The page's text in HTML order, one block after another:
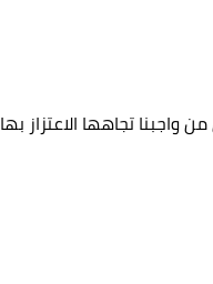
واجبنا تجاهها الاعتزاز